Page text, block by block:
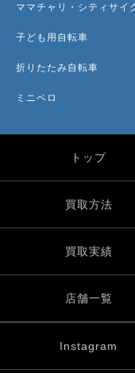
ママチャリ・シティサイ
子ども用自転車
折りたたみ自転車
ミニベロ
トップ
買取方法
買取実績
店舗一覧
Instagram